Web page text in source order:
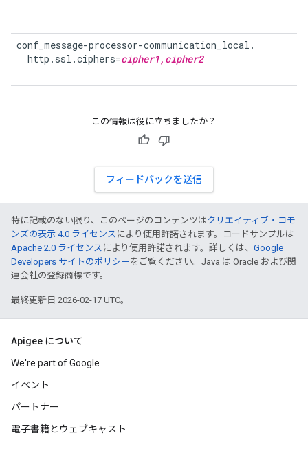
conf_message-processor-communication_local.
  http.ssl.ciphers=
cipher1,cipher2
この情報は役に立ちましたか？
フィードバックを送信
特に記載のない限り、このページのコンテンツはクリエイティブ・コモ
ンズの表示 4.0 ライセンス により使用許諾されます。コードサンプルは
Apache 2.0 ライセンス により使用許諾されます。詳しくは、 Google
Developers サイトのポリシー をご覧ください。Java は Oracle および関
連会社の登録商標です。
最終更新日 2026-02-17 UTC。
Apigee について
We're part of Google
イベント
パートナー
電子書籍とウェブキャスト